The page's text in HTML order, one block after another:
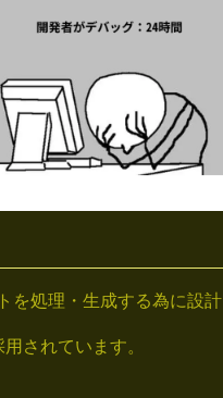
を処理・生成する為に設
されています。